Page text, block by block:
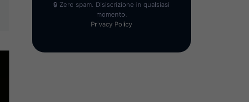
🔒 Zero spam. Disiscrizione in qualsiasi
momento.
Privacy Policy